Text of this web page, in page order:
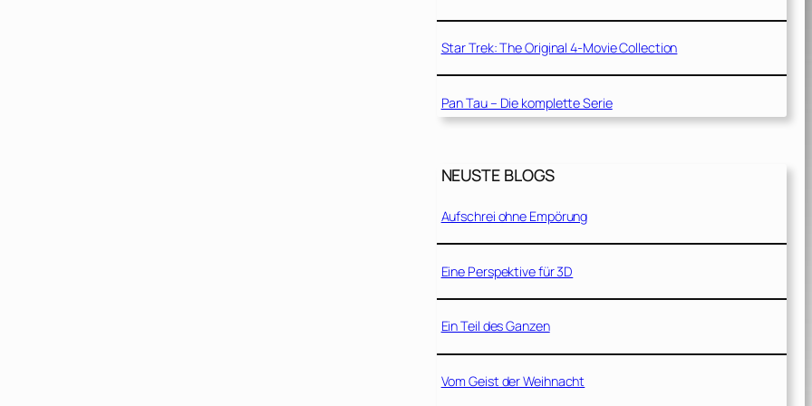
Star Trek: The Original 4-Movie Collection
Pan Tau – Die komplette Serie
NEUSTE BLOGS
Aufschrei ohne Empörung
Eine Perspektive für 3D
Ein Teil des Ganzen
Vom Geist der Weihnacht